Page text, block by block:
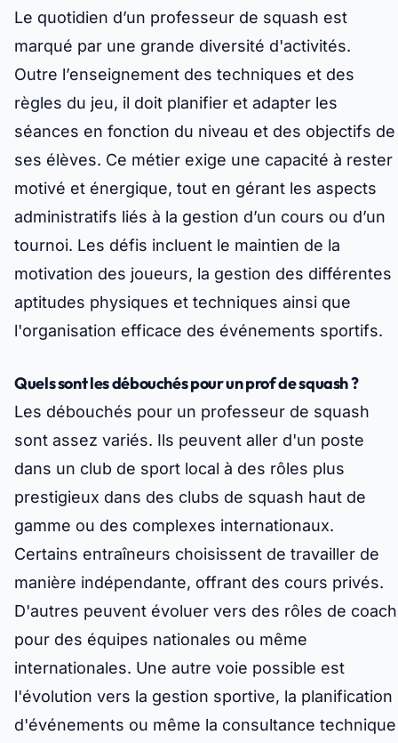
Le quotidien d’un professeur de squash est
marqué par une grande diversité d'activités.
Outre l’enseignement des techniques et des
règles du jeu, il doit planifier et adapter les
séances en fonction du niveau et des objectifs de
ses élèves. Ce métier exige une capacité à rester
motivé et énergique, tout en gérant les aspects
administratifs liés à la gestion d’un cours ou d’un
tournoi. Les défis incluent le maintien de la
motivation des joueurs, la gestion des différentes
aptitudes physiques et techniques ainsi que
l'organisation efficace des événements sportifs.
Quels sont les débouchés pour un prof de squash ?
Les débouchés pour un professeur de squash
sont assez variés. Ils peuvent aller d'un poste
dans un club de sport local à des rôles plus
prestigieux dans des clubs de squash haut de
gamme ou des complexes internationaux.
Certains entraîneurs choisissent de travailler de
manière indépendante, offrant des cours privés.
D'autres peuvent évoluer vers des rôles de coach
pour des équipes nationales ou même
internationales. Une autre voie possible est
l'évolution vers la gestion sportive, la planification
d'événements ou même la consultance technique